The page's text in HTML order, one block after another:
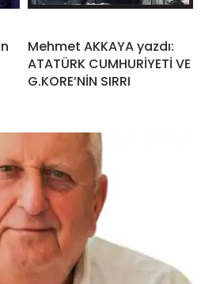
Mehmet AKKAYA yazdı:
ATATÜRK CUMHURİYETİ VE
G.KORE’NİN SIRRI